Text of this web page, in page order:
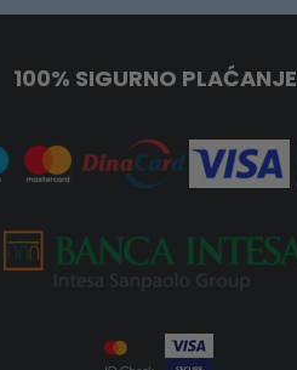
100% SIGURNO PLAĆANJE